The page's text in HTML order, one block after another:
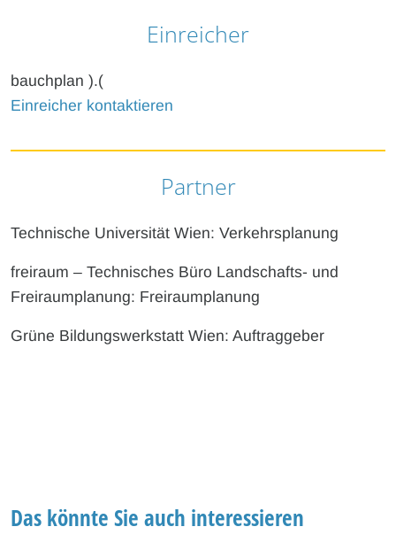
Einreicher
bauchplan ).(
Einreicher kontaktieren
Partner
Technische Universität Wien: Verkehrsplanung
freiraum – Technisches Büro Landschafts- und
Freiraumplanung: Freiraumplanung
Grüne Bildungswerkstatt Wien: Auftraggeber
Das könnte Sie auch interessieren